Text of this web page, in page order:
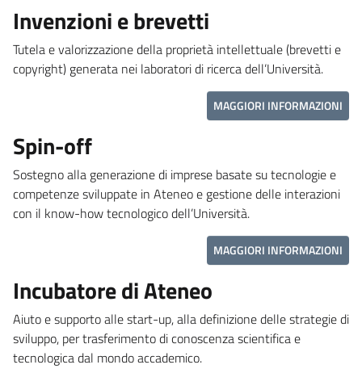
Invenzioni e brevetti
Tutela e valorizzazione della proprietà intellettuale (brevetti e
copyright) generata nei laboratori di ricerca dell’Università.
MAGGIORI INFORMAZIONI
Spin-off
Sostegno alla generazione di imprese basate su tecnologie e
competenze sviluppate in Ateneo e gestione delle interazioni
con il know-how tecnologico dell’Università.
MAGGIORI INFORMAZIONI
Incubatore di Ateneo
Aiuto e supporto alle start-up, alla definizione delle strategie di
sviluppo, per trasferimento di conoscenza scientifica e
tecnologica dal mondo accademico.